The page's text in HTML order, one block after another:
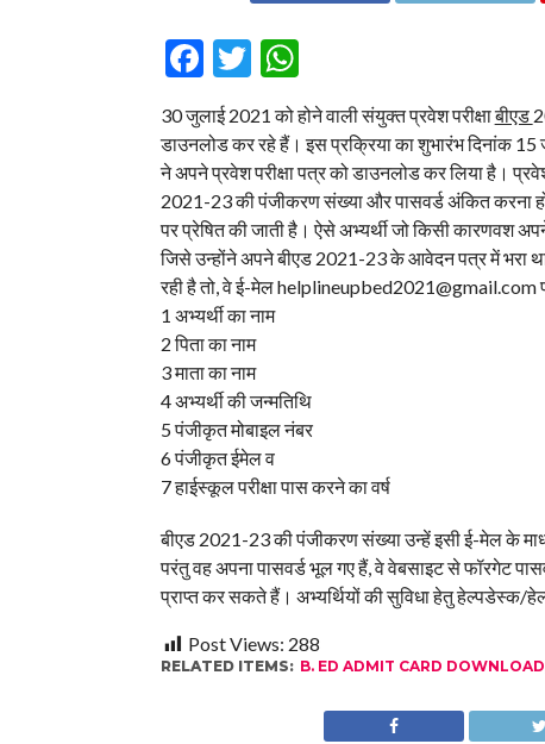
Facebook
Twitter
WhatsApp
30 जुलाई 2021 को होने वाली संयुक्त प्रवेश परीक्षाबीएड
डाउनलोड कर रहे हैं। इस प्रक्रिया का शुभारंभ दिनांक
ने अपने प्रवेश परीक्षा पत्र को डाउनलोड कर लिया है।
2021-23 की पंजीकरण संख्या और पासवर्ड अंकित करना
पर प्रेषित की जाती है। ऐसे अभ्यर्थी जो किसी कारणवश
जिसे उन्होंने अपने बीएड 2021-23 के आवेदन पत्र में भरा
रही है तो, वे ई-मेल helplineupbed2021@gmail.com
1 अभ्यर्थी का नाम
2 पिता का नाम
3 माता का नाम
4 अभ्यर्थी की जन्मतिथि
5 पंजीकृत मोबाइल नंबर
6 पंजीकृत ईमेल व
7 हाईस्कूल परीक्षा पास करने का वर्ष
बीएड 2021-23 की पंजीकरण संख्या उन्हें इसी ई-मेल के
परंतु वह अपना पासवर्ड भूल गए हैं, वे वेबसाइट से फॉरगेट
प्राप्त कर सकते हैं। अभ्यर्थियों की सुविधा हेतु हेल्पडेस्क/
Post Views: 288
RELATED ITEMS: B. ED ADMIT CARD DOWNLOAD